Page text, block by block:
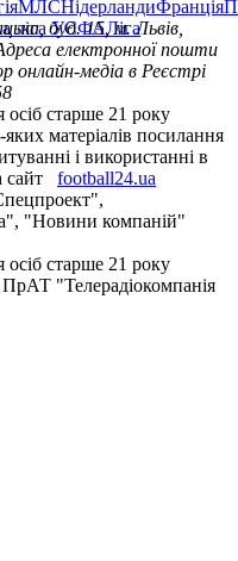
МЛСНідерландиФранція
ліга УЄФАЛіга
буд. 15, м. Львів,
електронної пошти
онлайн-медіа в Реєстрі
осіб старше 21 року
матеріалів посилання
і використанні в
сайт
football24.ua
"Новини компаній"
осіб старше 21 року
ПрАТ "Телерадіокомпанія